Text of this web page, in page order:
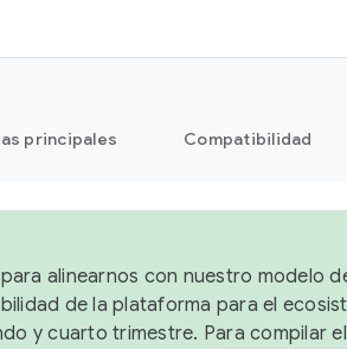
principales Compatibilidad
alinearnos con nuestro modelo
de la plataforma para el
y cuarto trimestre. Para compilar